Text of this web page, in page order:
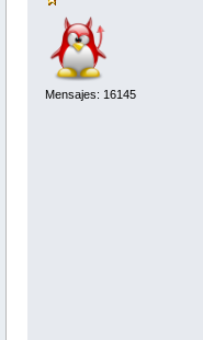
Mensajes: 16145